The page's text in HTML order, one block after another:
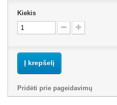
Kiekis
Į krepšelį
Pridėti prie pageidavimų